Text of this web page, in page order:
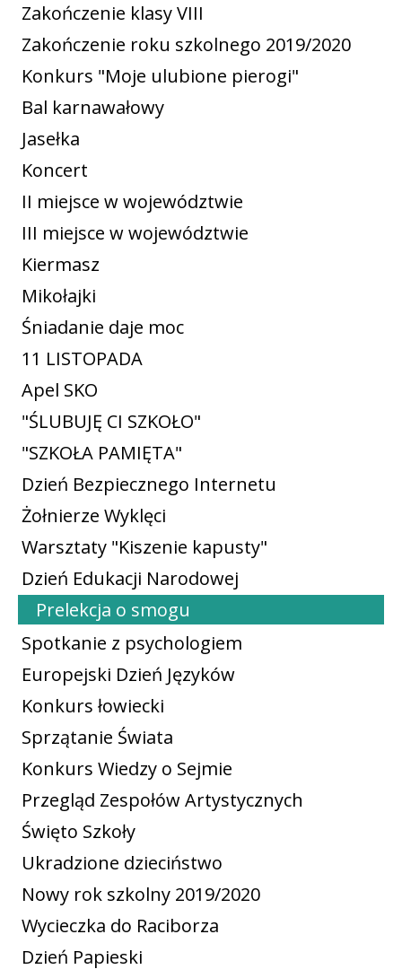
Zakończenie klasy VIII
Zakończenie roku szkolnego 2019/2020
Konkurs "Moje ulubione pierogi"
Bal karnawałowy
Jasełka
Koncert
II miejsce w województwie
III miejsce w województwie
Kiermasz
Mikołajki
Śniadanie daje moc
11 LISTOPADA
Apel SKO
"ŚLUBUJĘ CI SZKOŁO"
"SZKOŁA PAMIĘTA"
Dzień Bezpiecznego Internetu
Żołnierze Wyklęci
Warsztaty "Kiszenie kapusty"
Dzień Edukacji Narodowej
Prelekcja o smogu
Spotkanie z psychologiem
Europejski Dzień Języków
Konkurs łowiecki
Sprzątanie Świata
Konkurs Wiedzy o Sejmie
Przegląd Zespołów Artystycznych
Święto Szkoły
Ukradzione dzieciństwo
Nowy rok szkolny 2019/2020
Wycieczka do Raciborza
Dzień Papieski